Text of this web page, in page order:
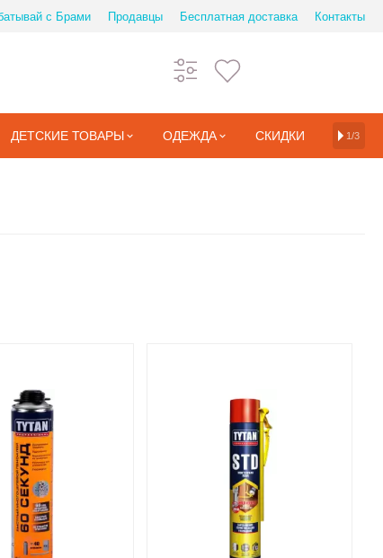
с Брами Продавцы Бесплатная доставка Контакты
ДЕТСКИЕ ТОВАРЫ ОДЕЖДА СКИДКИ 1/3